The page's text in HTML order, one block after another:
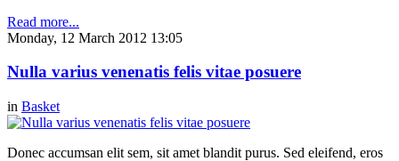
Read more...
Monday, 12 March 2012 13:05
Nulla varius venenatis felis vitae posuere
in Basket
Donec accumsan elit sem, sit amet blandit purus. Sed eleifend, eros